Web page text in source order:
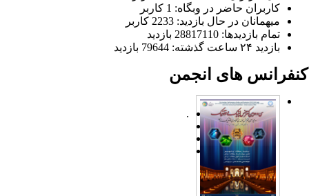
کاربران حاضر در وبگاه: 1 کاربر
میهمانان در حال بازدید: 2233 کاربر
تمام بازدید‌ها: 28817110 بازدید
بازدید ۲۴ ساعت گذشته: 79644 بازدید
های انجمن
.